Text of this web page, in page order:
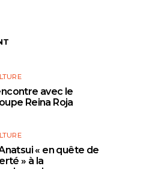
avec le
Reina Roja
« en quête de
» à la